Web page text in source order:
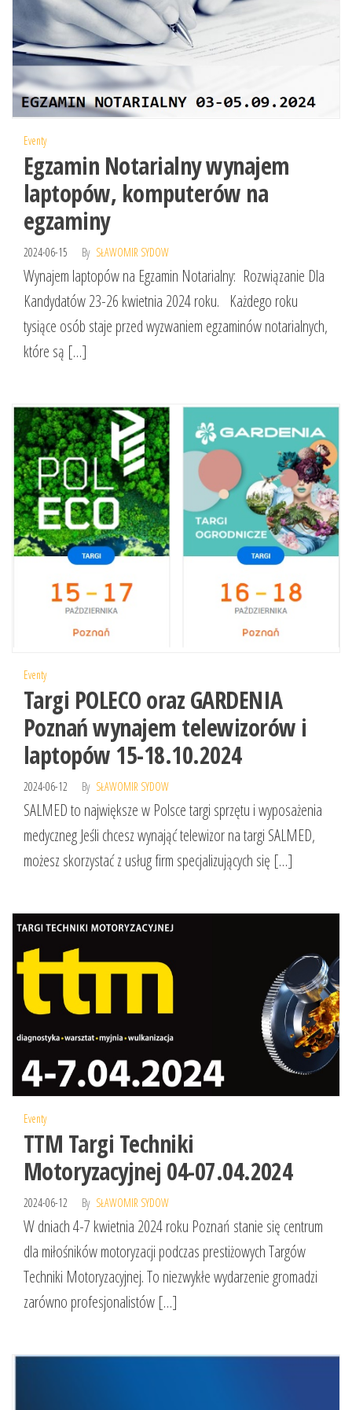
Eventy
Egzamin Notarialny wynajem
laptopów, komputerów na
egzaminy
2024-06-15 By SŁAWOMIR SYDOW
Wynajem laptopów na Egzamin Notarialny: Rozwiązanie Dla
Kandydatów 23-26 kwietnia 2024 roku. Każdego roku
tysiące osób staje przed wyzwaniem egzaminów notarialnych,
które są […]
Eventy
Targi POLECO oraz GARDENIA
Poznań wynajem telewizorów i
laptopów 15-18.10.2024
2024-06-12 By SŁAWOMIR SYDOW
SALMED to największe w Polsce targi sprzętu i wyposażenia
medyczneg Jeśli chcesz wynająć telewizor na targi SALMED,
możesz skorzystać z usług firm specjalizujących się […]
Eventy
TTM Targi Techniki
Motoryzacyjnej 04-07.04.2024
2024-06-12 By SŁAWOMIR SYDOW
W dniach 4-7 kwietnia 2024 roku Poznań stanie się centrum
dla miłośników motoryzacji podczas prestiżowych Targów
Techniki Motoryzacyjnej. To niezwykłe wydarzenie gromadzi
zarówno profesjonalistów […]